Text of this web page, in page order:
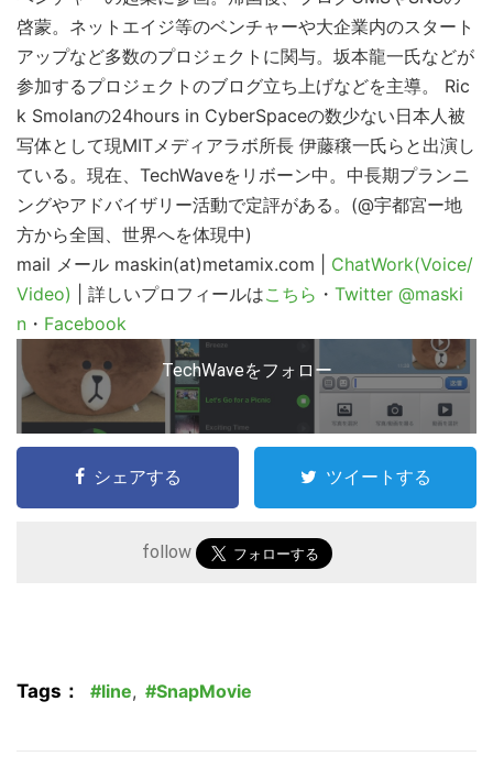
啓蒙。ネットエイジ等のベンチャーや大企業内のスタート
アップなど多数のプロジェクトに関与。坂本龍一氏などが
参加するプロジェクトのブログ立ち上げなどを主導。 Ric
k Smolanの24hours in CyberSpaceの数少ない日本人被
写体として現MITメディアラボ所長 伊藤穣一氏らと出演し
ている。現在、TechWaveをリボーン中。中長期プランニ
ングやアドバイザリー活動で定評がある。(@宇都宮ー地
方から全国、世界へを体現中)
mail メール maskin(at)metamix.com | ChatWork(Voice/
Video) | 詳しいプロフィールはこちら ・ Twitter @maski
n ・ Facebook
TechWaveをフォロー
シェアする ツイートする
follow
Tags： line, SnapMovie
こ
の
サ
イ
ト
を
検
索
す
る